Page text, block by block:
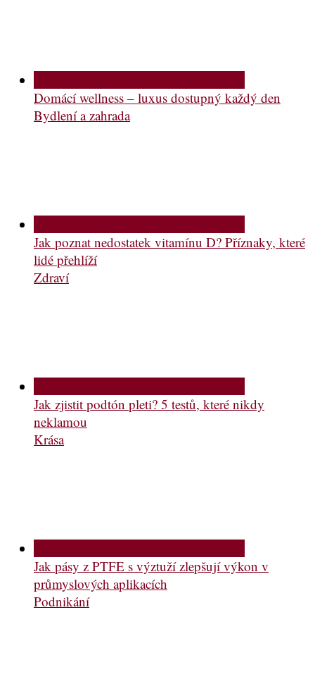
Domácí wellness – luxus dostupný každý den
Bydlení a zahrada
Jak poznat nedostatek vitamínu D? Příznaky, které
lidé přehlíží
Zdraví
Jak zjistit podtón pleti? 5 testů, které nikdy
neklamou
Krása
Jak pásy z PTFE s výztuží zlepšují výkon v
průmyslových aplikacích
Podnikání